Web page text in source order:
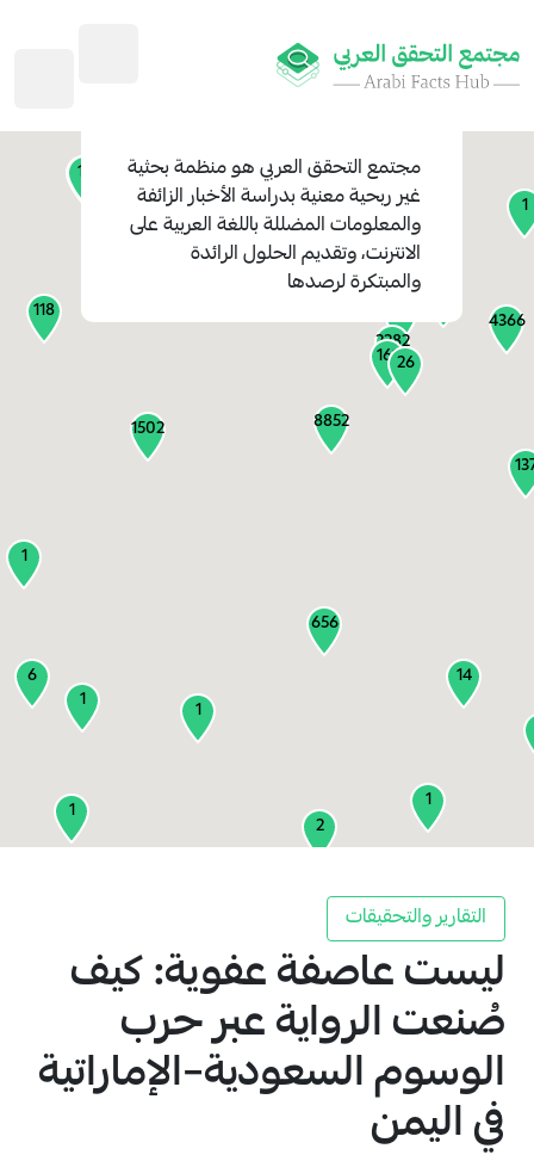
8852
127
45
2282
4366
1502
14
2
656
118
6
1
1113
26
1
1 1
3
1
161
1
مجتمع التحقق العربيهو منظمة بحثية
غير ربحية معنية بدراسة الأخبار الزائفة
والمعلومات المضللة باللغة العربية على
الانترنت، وتقديم الحلول الرائدة
والمبتكرة لرصدها
التقارير والتحقيقات
ليست عاصفة عفوية: كيف
صُنعت الرواية عبر حرب
الوسوم السعودية–الإماراتية
في اليمن